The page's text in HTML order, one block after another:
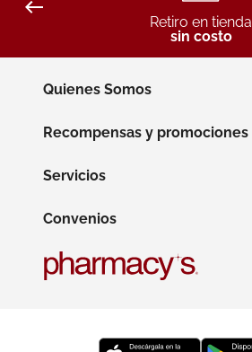
Retiro en tienda
sin costo
Quienes Somos
Recompensas y promociones
Servicios
Convenios